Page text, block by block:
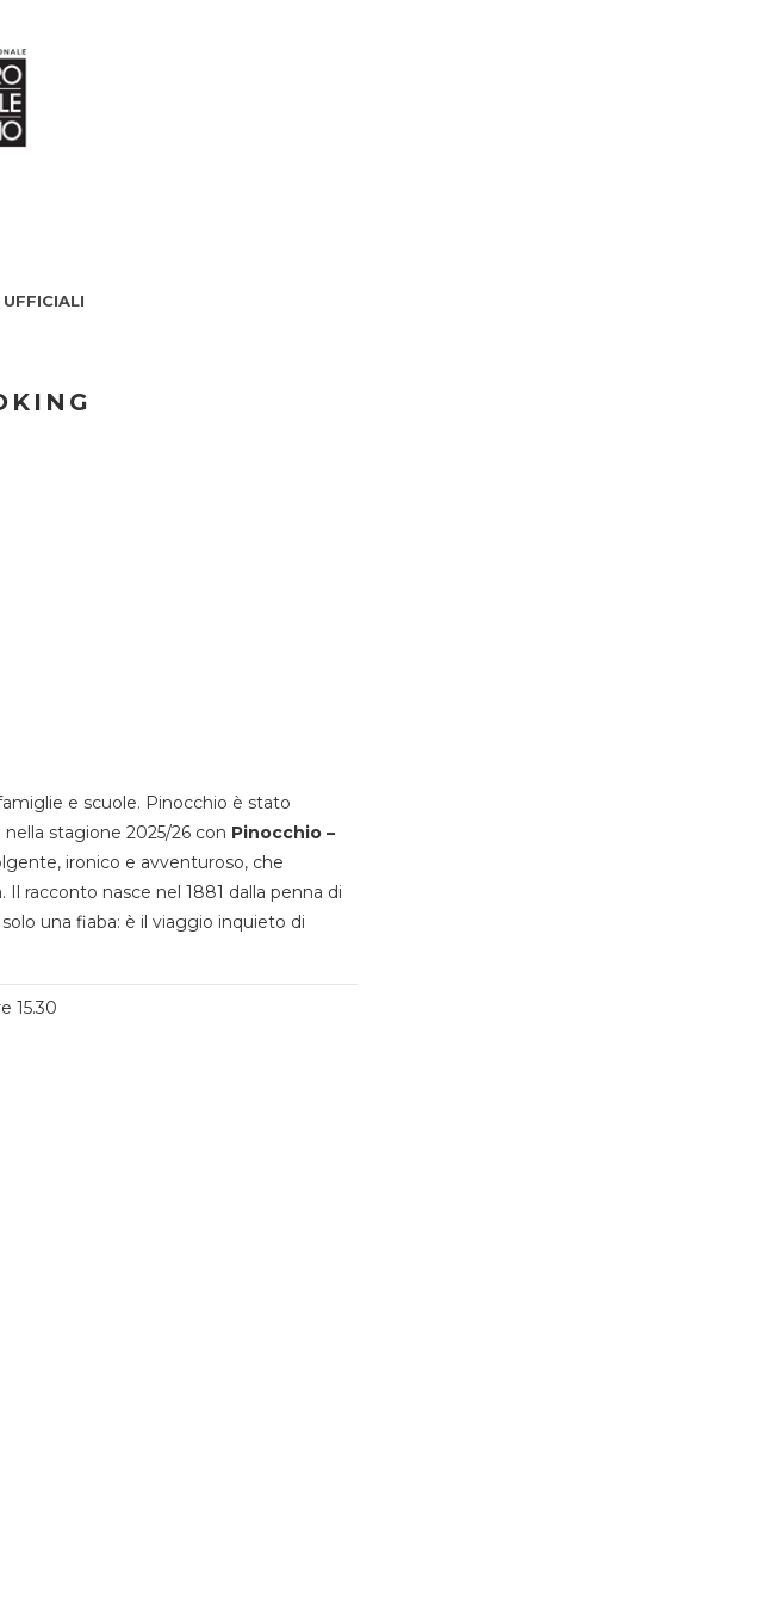
UFFICIALI
e scuole. Pinocchio è stato
stagione 2025/26 con Pinocchio –
ironico e avventuroso, che
racconto nasce nel 1881 dalla penna di
una fiaba: è il viaggio inquieto di
15.30